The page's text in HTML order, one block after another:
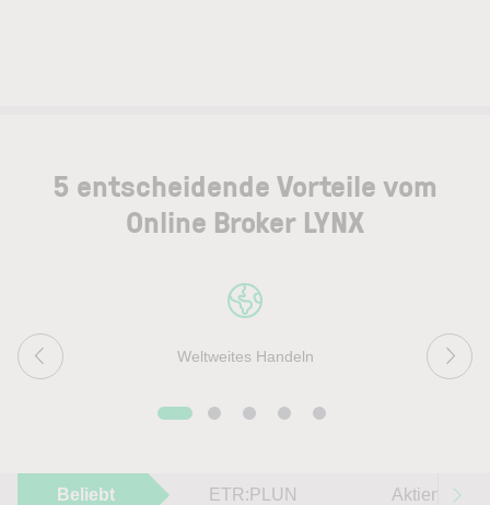
5 entscheidende Vorteile vom
Online Broker LYNX
Weltweites Handeln
Beliebt ETR:PLUN Aktien im